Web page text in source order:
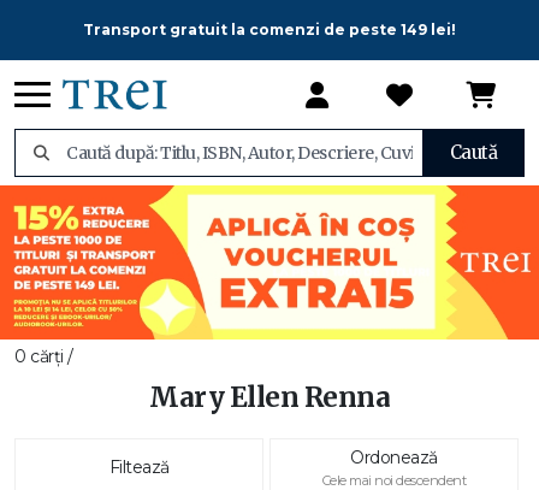
Transport gratuit la comenzi de peste 149 lei!
Caută
0 cărți /
Mary Ellen Renna
Filtează Ordonează
Cele mai noi descendent